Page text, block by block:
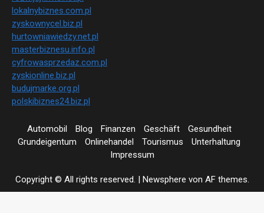
lokalnybiznes.com.pl
zyskownycel.biz.pl
hurtowniawiedzy.net.pl
masterbiznesu.info.pl
cyfrowasprzedaz.com.pl
zyskionline.biz.pl
budujmarke.org.pl
polskibiznes24.biz.pl
Automobil Blog Finanzen Geschäft
Gesundheit
Grundeigentum
Onlinehandel Tourismus
Unterhaltung
Impressum
Copyright © All rights reserved. | Newsphere von AF themes.